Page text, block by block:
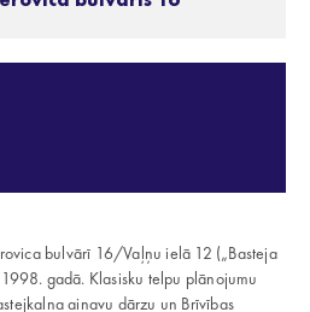
bulvārī 16/Vaļņu ielā 12 („Basteja
gadā. Klasisku telpu plānojumu
ainavu dārzu un Brīvības